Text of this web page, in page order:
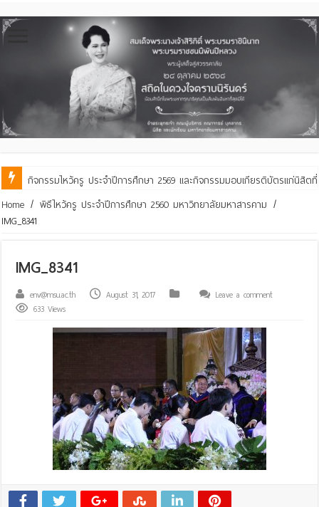
กิจกรรมไหว้ครู ประจำปีการศึกษา 2569 และกิจกรรมมอบเกียรติบัตรแก่นิสิ
คณะสิ่งแวดล้อมฯ มมส ร่วมสืบสานประเพณีฮีตเดือน ๘ ถวายเทียนพรรษา ๒
Home / พิธีไหว้ครู ประจำปีการศึกษา 2560 มหาวิทยาลัยมหาสารคาม /
IMG_8341
IMG_8341
env@msu.ac.th August 31, 2017
Leave a comment
633 Views